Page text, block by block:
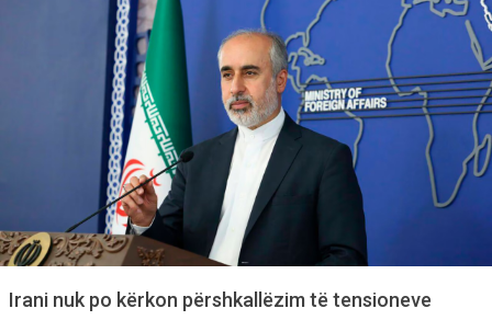
Irani nuk po kërkon përshkallëzim të tensioneve